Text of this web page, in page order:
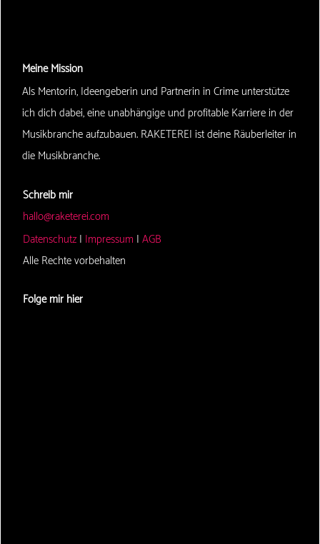
Meine Mission
Als Mentorin, Ideengeberin und Partnerin in Crime unterstütze
ich dich dabei, eine unabhängige und profitable Karriere in der
Musikbranche aufzubauen. RAKETEREI ist deine Räuberleiter in
die Musikbranche.
Schreib mir
hallo@raketerei.com
Datenschutz | Impressum | AGB
Alle Rechte vorbehalten
Folge mir hier